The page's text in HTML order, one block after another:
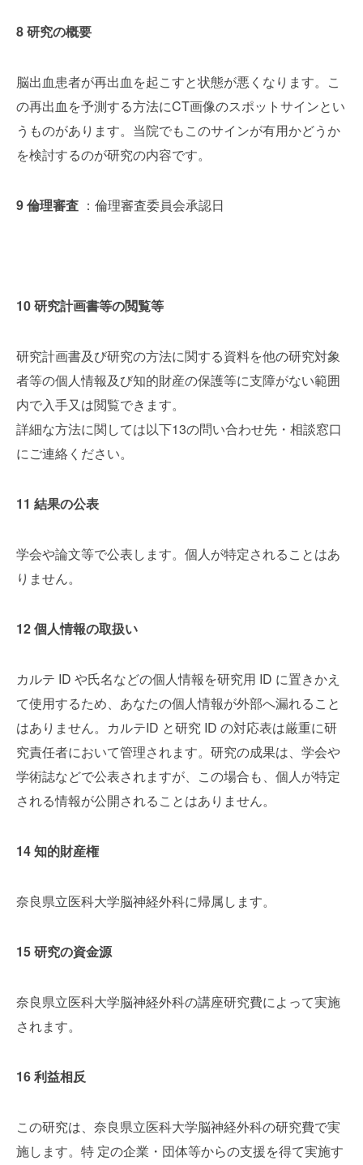
8 研究の概要
脳出血患者が再出血を起こすと状態が悪くなります。こ
の再出血を予測する方法にCT画像のスポットサインとい
うものがあります。当院でもこのサインが有用かどうか
を検討するのが研究の内容です。
9 倫理審査 ：倫理審査委員会承認日
10 研究計画書等の閲覧等
研究計画書及び研究の方法に関する資料を他の研究対象
者等の個人情報及び知的財産の保護等に支障がない範囲
内で入手又は閲覧できます。
詳細な方法に関しては以下13の問い合わせ先・相談窓口
にご連絡ください。
11 結果の公表
学会や論文等で公表します。個人が特定されることはあ
りません。
12 個人情報の取扱い
カルテ ID や氏名などの個人情報を研究用 ID に置きかえ
て使用するため、あなたの個人情報が外部へ漏れること
はありません。カルテID と研究 ID の対応表は厳重に研
究責任者において管理されます。研究の成果は、学会や
学術誌などで公表されますが、この場合も、個人が特定
される情報が公開されることはありません。
14 知的財産権
奈良県立医科大学脳神経外科に帰属します。
15 研究の資金源
奈良県立医科大学脳神経外科の講座研究費によって実施
されます。
16 利益相反
この研究は、奈良県立医科大学脳神経外科の研究費で実
施します。特 定の企業・団体等からの支援を得て実施す